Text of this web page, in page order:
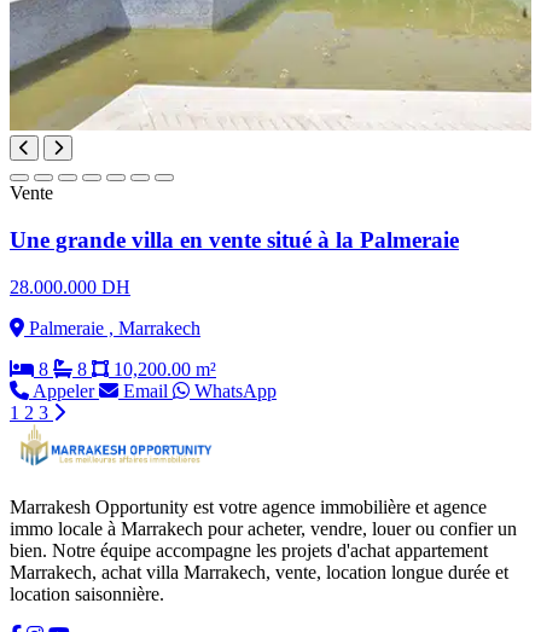
Vente
Une grande villa en vente situé à la Palmeraie
28.000.000 DH
Palmeraie , Marrakech
8
8
10,200.00 m²
Appeler
Email
WhatsApp
1 2 3
Marrakesh Opportunity est votre agence immobilière et agence
immo locale à Marrakech pour acheter, vendre, louer ou confier un
bien. Notre équipe accompagne les projets d'achat appartement
Marrakech, achat villa Marrakech, vente, location longue durée et
location saisonnière.